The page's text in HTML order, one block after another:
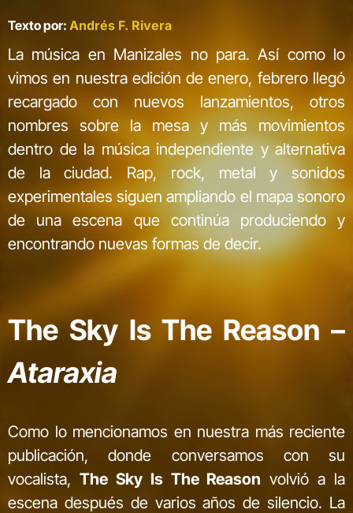
Texto por: Andrés F. Rivera
La música en Manizales no para. Así como lo
vimos en nuestra edición de enero, febrero llegó
recargado con nuevos lanzamientos, otros
nombres sobre la mesa y más movimientos
dentro de la música independiente y alternativa
de la ciudad. Rap, rock, metal y sonidos
experimentales siguen ampliando el mapa sonoro
de una escena que continúa produciendo y
encontrando nuevas formas de decir.
The Sky Is The Reason –
Ataraxia
Como lo mencionamos en nuestra más reciente
publicación, donde conversamos con su
vocalista, The Sky Is The Reason volvió a la
escena después de varios años de silencio. La